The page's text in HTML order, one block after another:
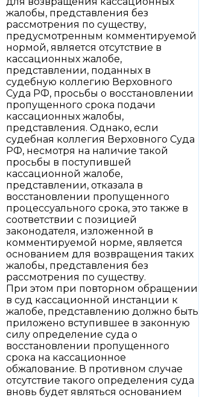
жалобы, представления без
рассмотрения по существу,
предусмотренным комментируемой
нормой, является отсутствие в
кассационных жалобе,
представлении, поданных в
судебную коллегию Верховного
Суда РФ, просьбы о восстановлении
пропущенного срока подачи
кассационных жалобы,
представления. Однако, если
судебная коллегия Верховного Суда
РФ, несмотря на наличие такой
просьбы в поступившей
кассационной жалобе,
представлении, отказала в
восстановлении пропущенного
процессуального срока, это также в
соответствии с позицией
законодателя, изложенной в
комментируемой норме, является
основанием для возвращения таких
жалобы, представления без
рассмотрения по существу.
При этом при повторном обращении
в суд кассационной инстанции к
жалобе, представлению должно быть
приложено вступившее в законную
силу определение суда о
восстановлении пропущенного
срока на кассационное
обжалование. В противном случае
отсутствие такого определения суда
вновь будет являться основанием